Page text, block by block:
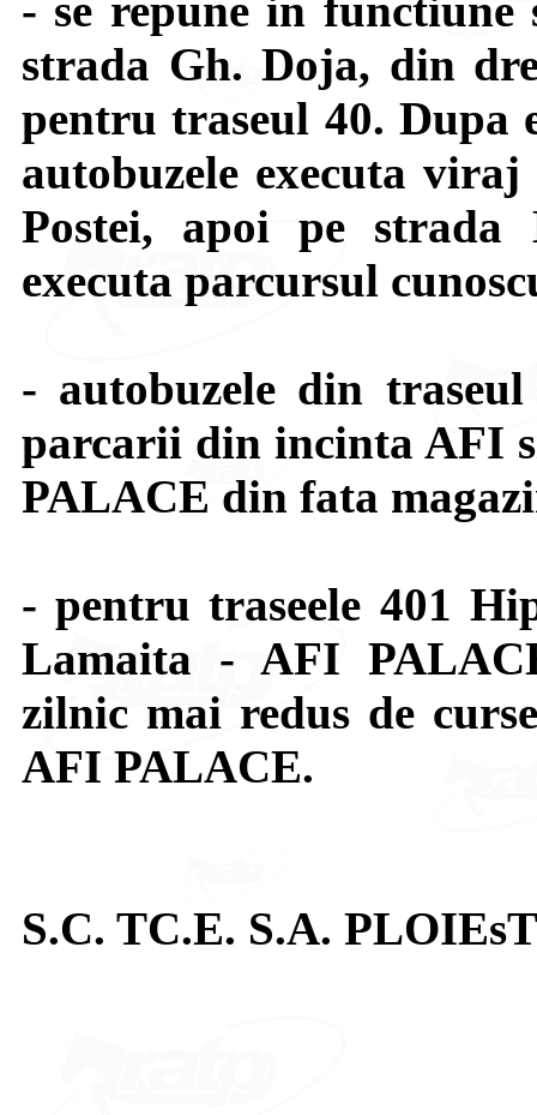
strada Gh. Doja, din
pentru traseul 40. Dupa
autobuzele executa
Postei, apoi pe
executa parcursul
- autobuzele din
parcarii din incinta AFI
PALACE din fata
- pentru traseele 401
Lamaita - AFI
zilnic mai redus de
AFI PALACE.
S.C. TC.E. S.A.